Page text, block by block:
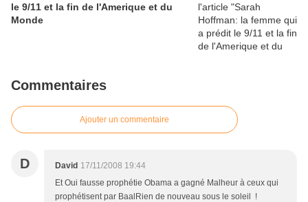
le 9/11 et la fin de l'Amerique et du
Monde
Commentaires
Ajouter un commentaire
D David 17/11/2008 19:44
Et Oui fausse prophétie Obama a gagné Malheur à ceux qui
prophétisent par BaalRien de nouveau sous le soleil !